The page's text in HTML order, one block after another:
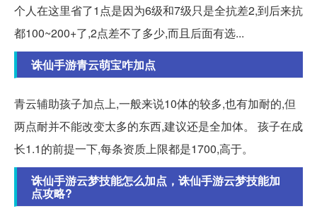
个人在这里省了1点是因为6级和7级只是全抗差2,到后来抗
都100~200+了,2点差不了多少,而且后面有选...
诛仙手游青云萌宝咋加点
青云辅助孩子加点上,一般来说10体的较多,也有加耐的,但
两点耐并不能改变太多的东西,建议还是全加体。 孩子在成
长1.1的前提一下,每条资质上限都是1700,高于。
诛仙手游云梦技能怎么加点，诛仙手游云梦技能加
点攻略?